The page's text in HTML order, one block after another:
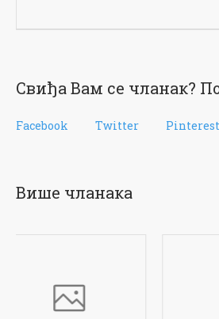
Свиђа Вам се чланак?
Facebook Twitter Pinterest
Више чланака